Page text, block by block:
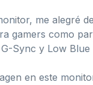
me alegré
gamers como
Sync y Low
en este